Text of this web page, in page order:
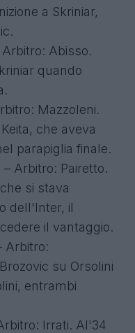
a Skriniar,
Arbitro: Abisso.
quando
Mazzoleni.
che aveva
parapiglia finale.
Arbitro: Pairetto.
si stava
dell'Inter, il
il vantaggio.
Arbitro:
su Orsolini
entrambi
Irrati. Al'34